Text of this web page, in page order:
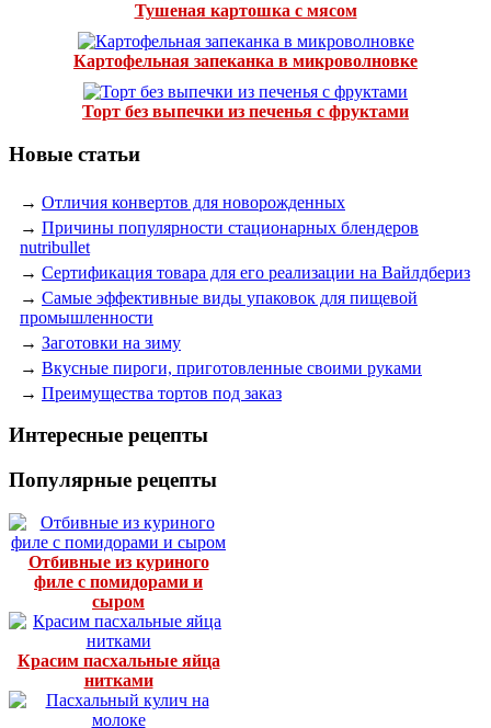
Тушеная картошка с мясом
Картофельная запеканка в микроволновке
Торт без выпечки из печенья с фруктами
Новые статьи
→ Отличия конвертов для новорожденных
→ Причины популярности стационарных блендеров
nutribullet
→ Сертификация товара для его реализации на Вайлдбериз
→ Самые эффективные виды упаковок для пищевой
промышленности
→ Заготовки на зиму
→ Вкусные пироги, приготовленные своими руками
→ Преимущества тортов под заказ
Интересные рецепты
Популярные рецепты
Отбивные из куриного
филе с помидорами и
сыром
Красим пасхальные яйца
нитками